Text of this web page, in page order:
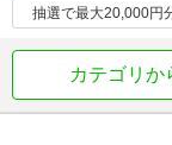
抽選で最大20,000円
カテゴリか